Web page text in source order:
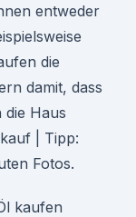
entweder
die
damit, dass
Haus
| Tipp:
Fotos.
kaufen